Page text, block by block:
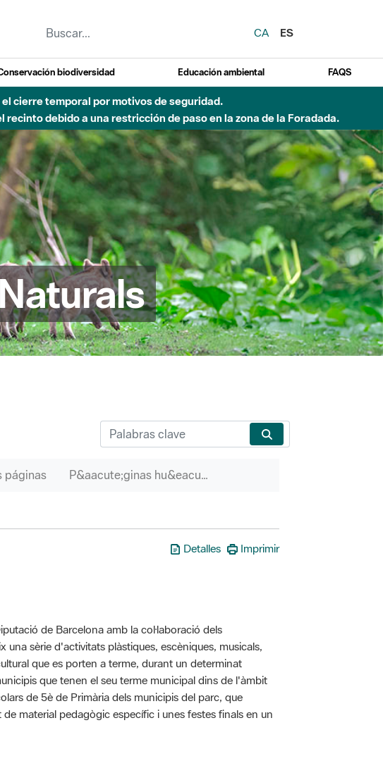
CA
ES
biodiversidad Educación ambiental FAQS
cierre temporal por motivos de seguridad.
debido a una restricción de paso en la zona de la Foradada.
páginas P&aacute;ginas hu&eacute;rfanas
Detalles Imprimir
de Barcelona amb la col·laboració dels
sèrie d'activitats plàstiques, escèniques, musicals,
que es porten a terme, durant un determinat
que tenen el seu terme municipal dins de l'àmbit
de 5è de Primària dels municipis del parc, que
material pedagògic específic i unes festes finals en un